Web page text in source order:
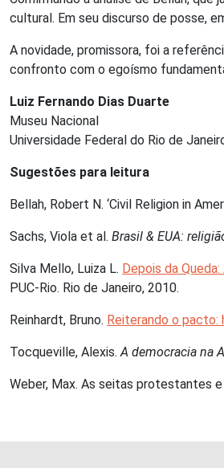
cultural. Em seu discurso de posse,
A novidade, promissora, foi a
confronto com o egoísmo
Luiz Fernando Dias Duarte
Museu Nacional
Universidade Federal do Rio de
Sugestões para leitura
Bellah, Robert N. ‘Civil Religion in
Sachs, Viola et al. Brasil & EUA:
Silva Mello, Luiza L. Depois da
PUC-Rio. Rio de Janeiro, 2010.
Reinhardt, Bruno. Reiterando o pacto:
Tocqueville, Alexis. A democracia na
Weber, Max. As seitas protestantes